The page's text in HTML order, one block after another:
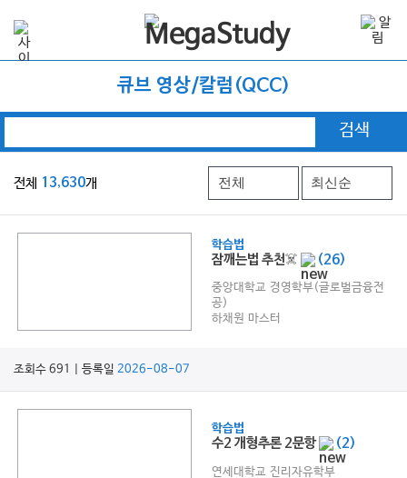
큐브 영상/칼럼(QCC)
검색
전체 13,630개
학습법
잠깨는법 추천☠️ (26)
중앙대학교 경영학부(글로벌금융전
공)
하채원 마스터
조회수 691 | 등록일 2026-08-07
학습법
수2 개형추론 2문항 (2)
연세대학교 진리자유학부